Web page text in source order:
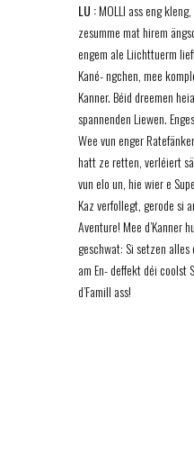
LU :MOLLI ass eng
zesumme mat hirem
engem ale Liichttuerm
Kané- ngchen, mee
Kanner. Béid dreemen
spannenden Liewen.
Wee vun enger
hatt ze retten, verléiert
vun elo un, hie wier e
Kaz verfollegt, gerode si
Aventure! Mee d’Kanner
geschwat: Si setzen
am En- deffekt déi coolst
d’Famill ass!